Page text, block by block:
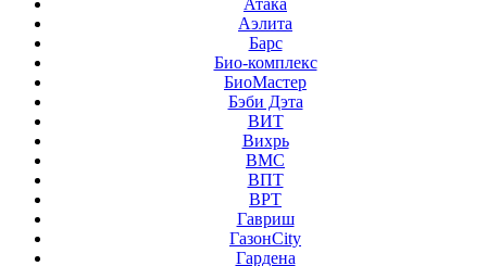
Аэлита
Барс
Био-комплекс
БиоМастер
Бэби Дэта
ВИТ
Вихрь
ВМС
ВПТ
ВРТ
Гавриш
ГазонCity
Гардена